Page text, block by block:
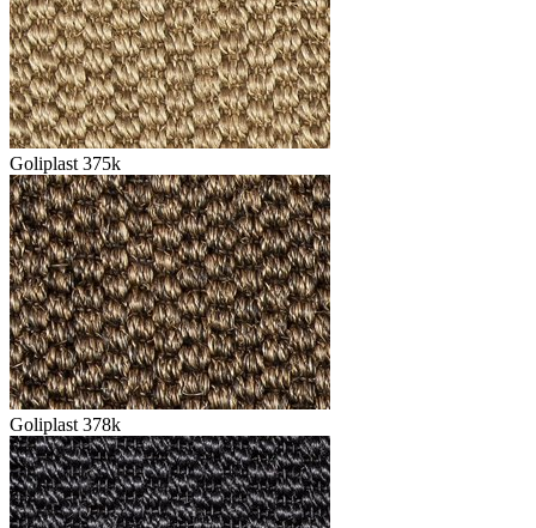
Goliplast 375k
Goliplast 378k